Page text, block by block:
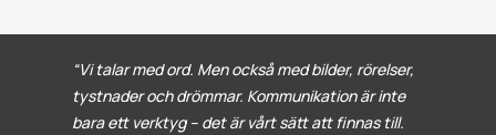
“Vi talar med ord. Men också med bilder, rörelser,
tystnader och drömmar. Kommunikation är inte
bara ett verktyg – det är vårt sätt att finnas till.